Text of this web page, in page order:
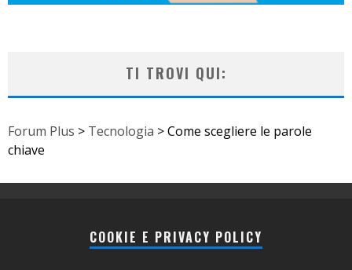
TI TROVI QUI:
Forum Plus > Tecnologia >Come scegliere le parole
chiave
COOKIE E PRIVACY POLICY